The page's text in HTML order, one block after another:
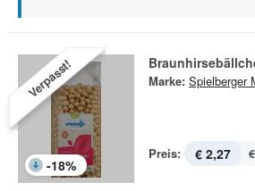
Verpasst!
-18%
Marke: Spielberger
Preis: € 2,27